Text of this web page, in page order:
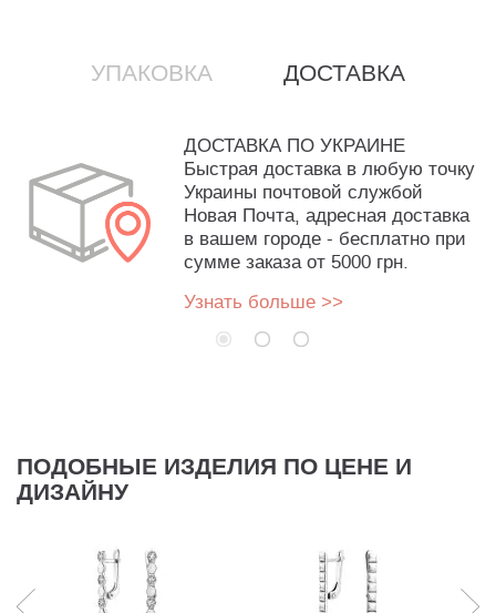
УПАКОВКА ДОСТАВКА
ДОСТАВКА ПО УКРАИНЕ
Быстрая доставка в любую точку
Украины почтовой службой
Новая Почта, адресная доставка
в вашем городе - бесплатно при
сумме заказа от 5000 грн.
Узнать больше >>
ПОДОБНЫЕ ИЗДЕЛИЯ ПО ЦЕНЕ И
ДИЗАЙНУ